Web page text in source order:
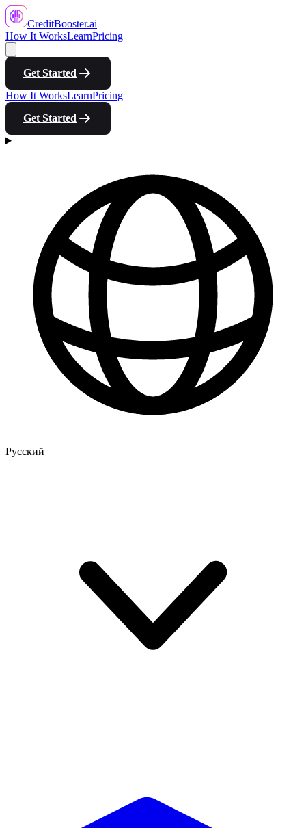
CreditBooster.ai
How It WorksLearnPricing
Get Started
How It WorksLearnPricing
Get Started
Русский